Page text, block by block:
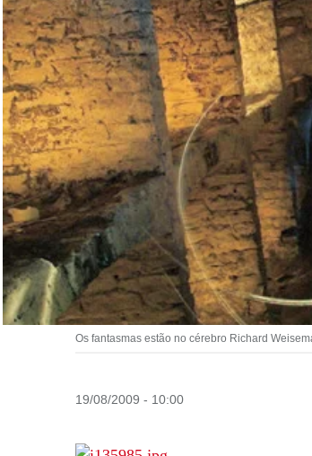
Os fantasmas estão no cérebro Richard
19/08/2009 - 10:00